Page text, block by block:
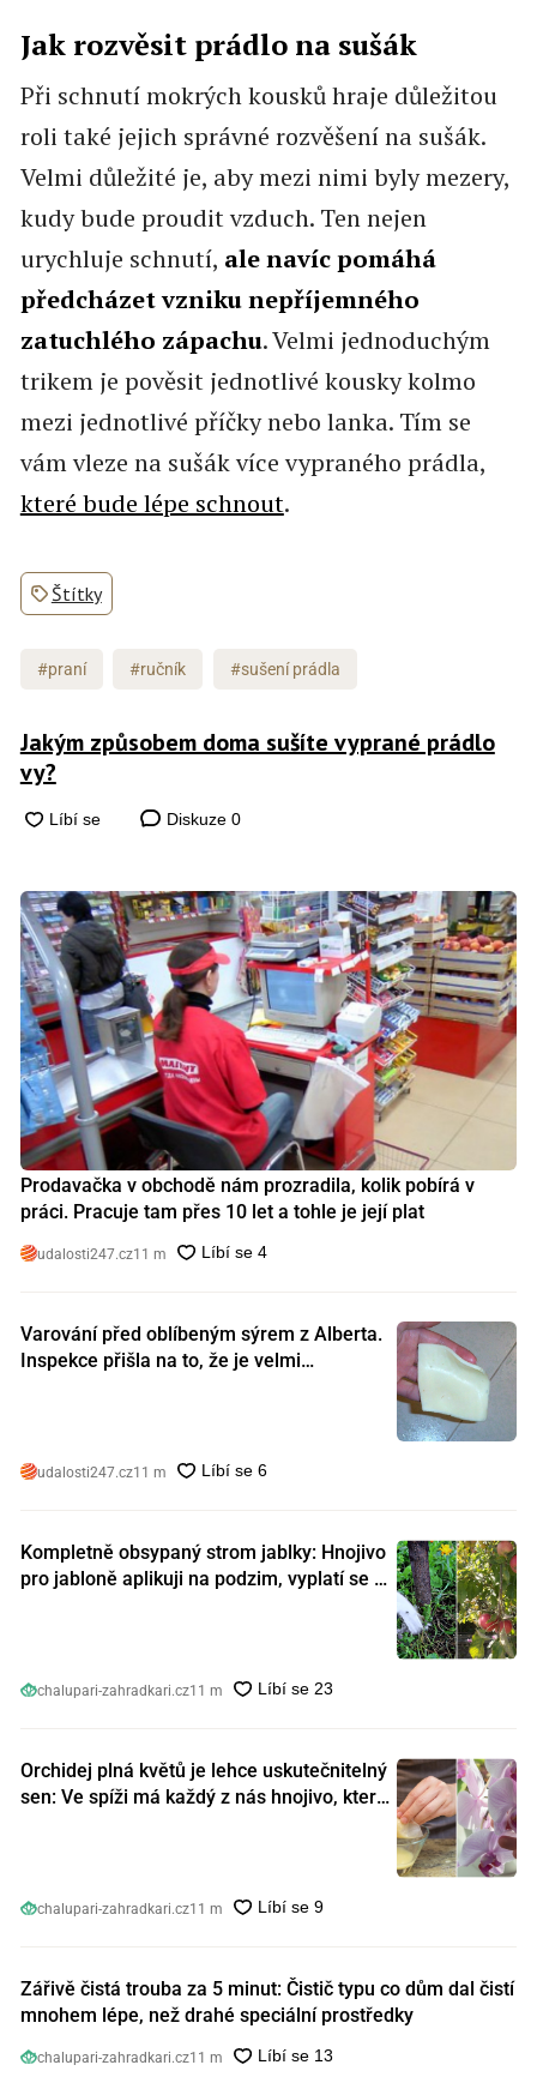
Jak rozvěsit prádlo na sušák
Při schnutí mokrých kousků hraje důležitou
roli také jejich správné rozvěšení na sušák.
Velmi důležité je, aby mezi nimi byly mezery,
kudy bude proudit vzduch. Ten nejen
urychluje schnutí, ale navíc pomáhá
předcházet vzniku nepříjemného
zatuchlého zápachu. Velmi jednoduchým
trikem je pověsit jednotlivé kousky kolmo
mezi jednotlivé příčky nebo lanka. Tím se
vám vleze na sušák více vypraného prádla,
které bude lépe schnout.
Štítky
#praní #ručník #sušení prádla
Jakým způsobem doma sušíte vyprané prádlo
vy?
Diskuze 0
Prodavačka v obchodě nám prozradila, kolik pobírá v
práci. Pracuje tam přes 10 let a tohle je její plat
udalosti247.cz11 m
Varování před oblíbeným sýrem z Alberta.
Inspekce přišla na to, že je velmi
udalosti247.cz11 m
Kompletně obsypaný strom jablky: Hnojivo
pro jabloně aplikuji na podzim, vyplatí se s
chalupari-zahradkari.cz11 m
Orchidej plná květů je lehce uskutečnitelný
sen: Ve spíži má každý z nás hnojivo, které
chalupari-zahradkari.cz11 m
Zářivě čistá trouba za 5 minut: Čistič typu co dům dal čistí
mnohem lépe, než drahé speciální prostředky
chalupari-zahradkari.cz11 m